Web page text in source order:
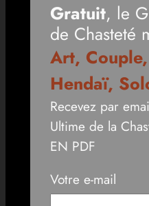
Gratuit, le
de Chasteté
Art,
Hendaï,
Recevez par
Ultime de la
EN PDF
Votre e-mail